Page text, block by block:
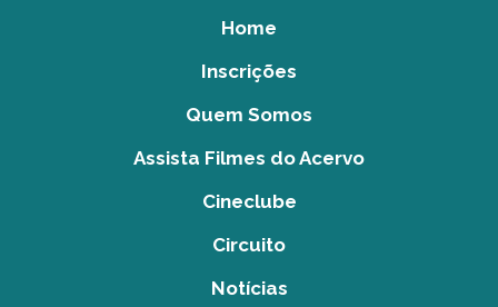
Home
Inscrições
Quem Somos
Assista Filmes do Acervo
Cineclube
Circuito
Notícias